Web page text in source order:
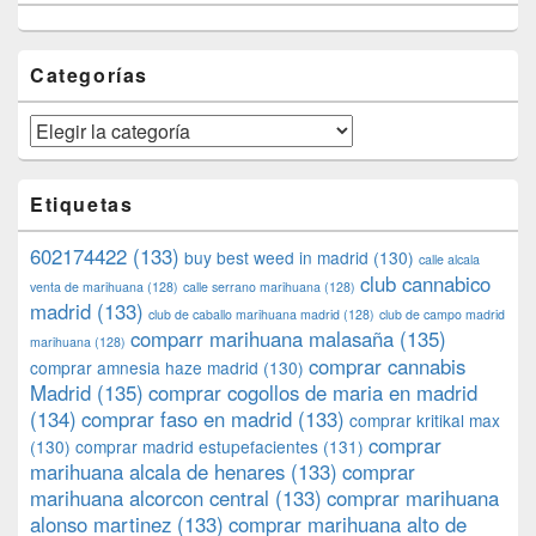
Categorías
Categorías
Etiquetas
602174422 (133) buy best weed in madrid (130) calle alcala
venta de marihuana (128) calle serrano marihuana (128) club cannabico
madrid (133) club de caballo marihuana madrid (128) club de campo madrid
marihuana (128) comparr marihuana malasaña (135)
comprar amnesia haze madrid (130) comprar cannabis
Madrid (135) comprar cogollos de maria en madrid
(134) comprar faso en madrid (133) comprar kritikal max
(130) comprar madrid estupefacientes (131) comprar
marihuana alcala de henares (133) comprar
marihuana alcorcon central (133) comprar marihuana
alonso martinez (133) comprar marihuana alto de